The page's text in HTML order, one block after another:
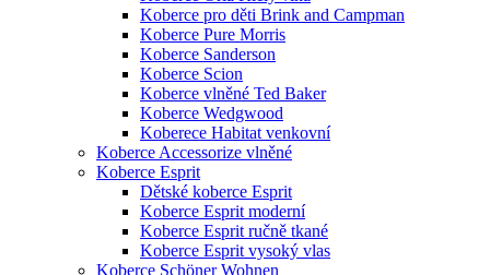
Koberce pro děti Brink and Campman
Koberce Pure Morris
Koberce Sanderson
Koberce Scion
Koberce vlněné Ted Baker
Koberce Wedgwood
Koberece Habitat venkovní
Koberce Accessorize vlněné
Koberce Esprit
Dětské koberce Esprit
Koberce Esprit moderní
Koberce Esprit ručně tkané
Koberce Esprit vysoký vlas
Koberce Schöner Wohnen